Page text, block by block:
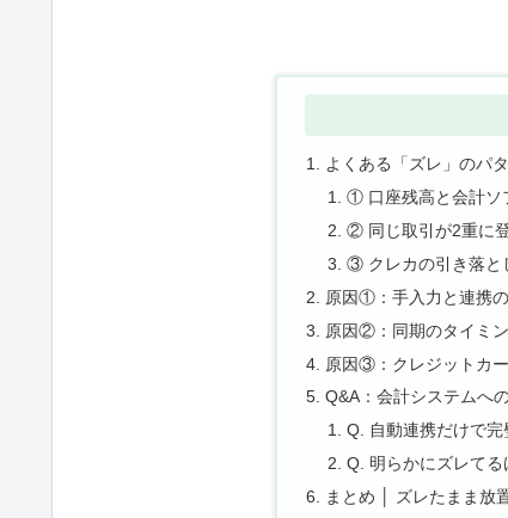
よくある「ズレ」のパ
① 口座残高と会計ソ
② 同じ取引が2重に
③ クレカの引き落と
原因①：手入力と連携
原因②：同期のタイミ
原因③：クレジットカ
Q&A：会計システムへ
Q. 自動連携だけで完
Q. 明らかにズレて
まとめ │ ズレたまま放